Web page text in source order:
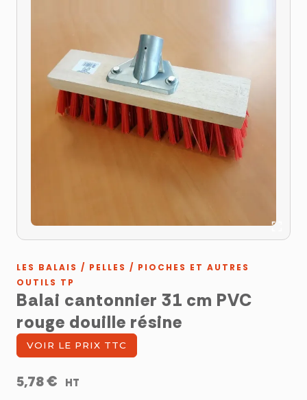
LES BALAIS / PELLES / PIOCHES ET AUTRES
OUTILS TP
Balai cantonnier 31 cm PVC
rouge douille résine
VOIR LE PRIX TTC
5,78€ HT